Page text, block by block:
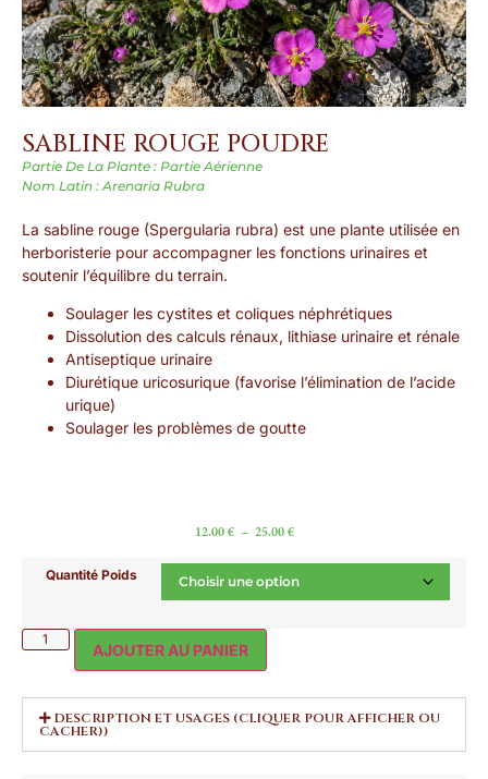
SABLINE ROUGE POUDRE
Partie De La Plante : Partie Aérienne
Nom Latin : Arenaria Rubra
La sabline rouge (Spergularia rubra) est une plante utilisée en
herboristerie pour accompagner les fonctions urinaires et
soutenir l’équilibre du terrain.
Soulager les cystites et coliques néphrétiques
Dissolution des calculs rénaux, lithiase urinaire et rénale
Antiseptique urinaire
Diurétique uricosurique (favorise l’élimination de l’acide
urique)
Soulager les problèmes de goutte
12.00 € – 25.00 €
Quantité Poids
AJOUTER AU PANIER
DESCRIPTION ET USAGES (CLIQUER POUR AFFICHER OU
CACHER))